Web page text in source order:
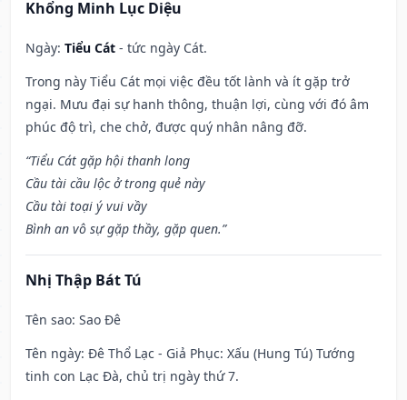
Khổng Minh Lục Diệu
Ngày: Tiểu Cát - tức ngày Cát.
Trong này Tiểu Cát mọi việc đều tốt lành và ít gặp trở
ngại. Mưu đại sự hanh thông, thuận lợi, cùng với đó âm
phúc độ trì, che chở, được quý nhân nâng đỡ.
“Tiểu Cát gặp hội thanh long
Cầu tài cầu lộc ở trong quẻ này
Cầu tài toại ý vui vầy
Bình an vô sự gặp thầy, gặp quen.”
Nhị Thập Bát Tú
Tên sao: Sao Đê
Tên ngày: Đê Thổ Lạc - Giả Phục: Xấu (Hung Tú) Tướng
tinh con Lạc Đà, chủ trị ngày thứ 7.